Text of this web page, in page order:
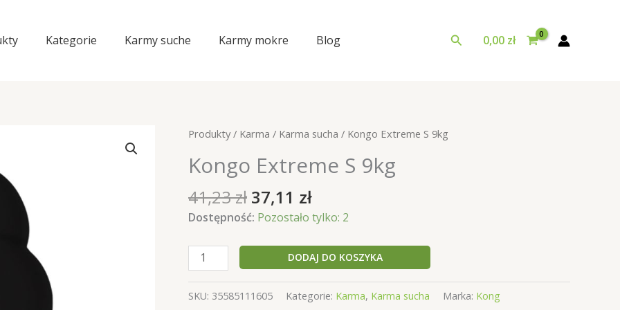
Kategorie Karmy suche Karmy mokre Blog Szukaj0,00 zł
Produkty/ Karma / Karma sucha / Kongo Extreme S 9kg
Kongo Extreme S 9kg
41,23zł Pierwotna
cena
wynosiła:
41,23 zł.
37,11 złAktualna
cena
wynosi:
37,11 zł.
Dostępność: Pozostało tylko: 2
ilość
Kongo
Extreme
S
DODAJ DO KOSZYKA
SKU: 35585111605 Kategorie: Karma, Karma sucha Marka: Kong